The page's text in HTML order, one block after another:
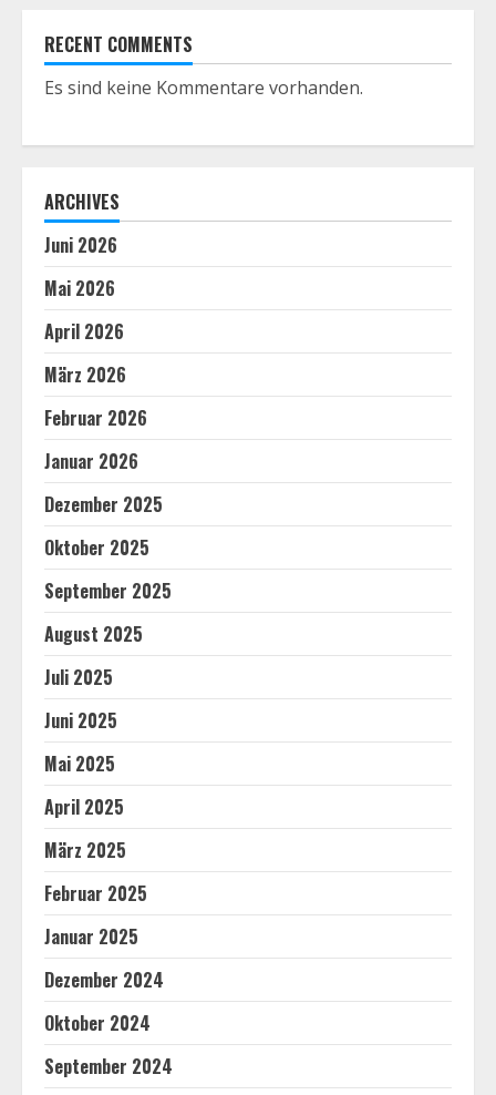
RECENT COMMENTS
Es sind keine Kommentare vorhanden.
ARCHIVES
Juni 2026
Mai 2026
April 2026
März 2026
Februar 2026
Januar 2026
Dezember 2025
Oktober 2025
September 2025
August 2025
Juli 2025
Juni 2025
Mai 2025
April 2025
März 2025
Februar 2025
Januar 2025
Dezember 2024
Oktober 2024
September 2024